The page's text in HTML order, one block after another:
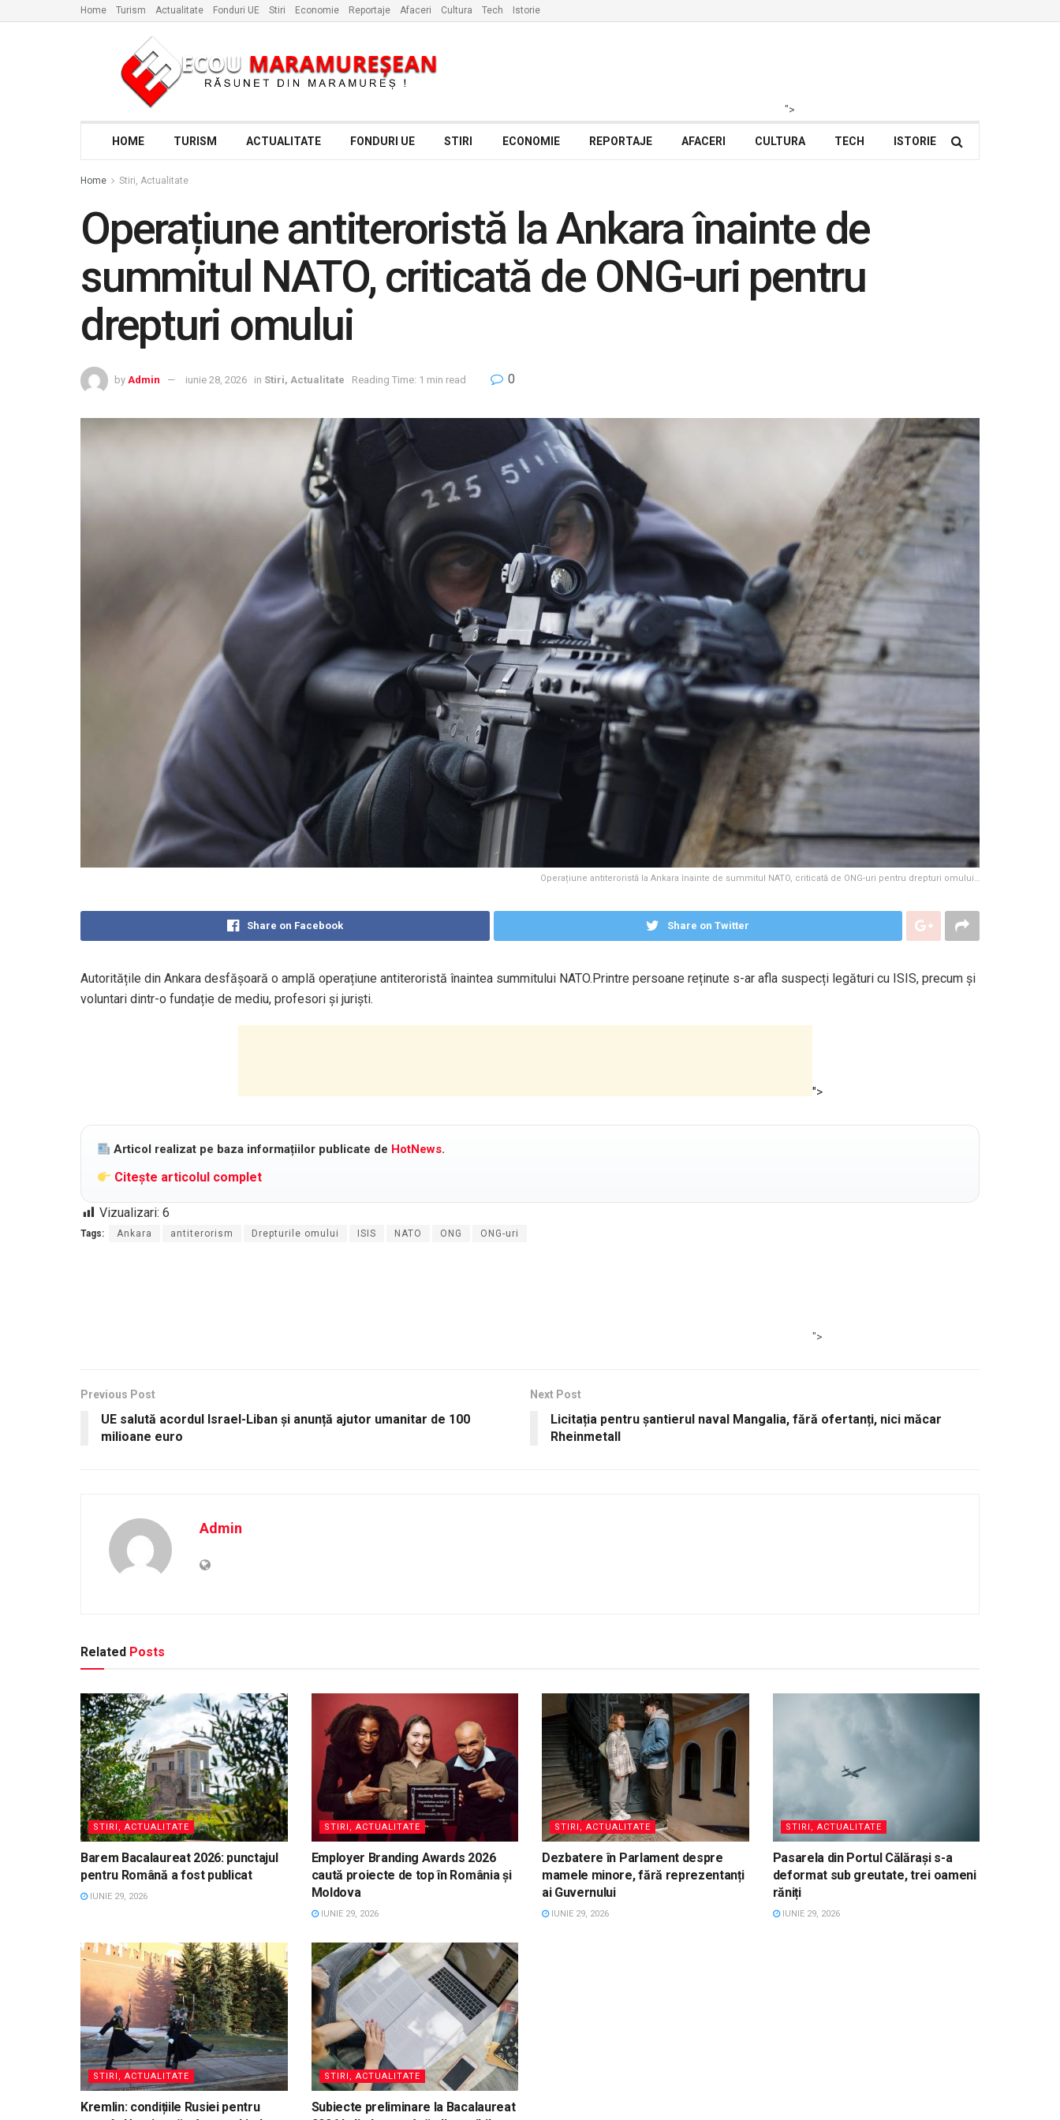
Home Turism Actualitate Fonduri UE Stiri Economie Reportaje Afaceri Cultura Tech Istorie
">
HOME TURISM ACTUALITATE FONDURI UE STIRI ECONOMIE REPORTAJE AFACERI CULTURA TECH ISTORIE
Home Stiri, Actualitate
Operațiune antiteroristă la Ankara înainte de
summitul NATO, criticată de ONG-uri pentru
drepturi omului
by Admin iunie 28, 2026 in Stiri, Actualitate Reading Time: 1 min read 0
Operațiune antiteroristă la Ankara înainte de summitul NATO, criticată de ONG-uri pentru drepturi omului…
Share on Facebook Share on Twitter
Autoritățile din Ankara desfășoară o amplă operațiune antiteroristă înaintea summitului NATO.Printre persoane reținute s-ar afla suspecți legături cu ISIS, precum și
voluntari dintr-o fundație de mediu, profesori și juriști.
">
Articol realizat pe baza informațiilor publicate de HotNews.
Citește articolul complet
Vizualizari: 6
Tags: Ankara antiterorism Drepturile omului ISIS NATO ONG ONG-uri
">
Previous Post
UE salută acordul Israel-Liban și anunță ajutor umanitar de 100
milioane euro
Next Post
Licitația pentru șantierul naval Mangalia, fără ofertanți, nici măcar
Rheinmetall
Admin
Related Posts
STIRI, ACTUALITATE
Barem Bacalaureat 2026: punctajul
pentru Română a fost publicat
IUNIE 29, 2026
STIRI, ACTUALITATE
Employer Branding Awards 2026
caută proiecte de top în România și
Moldova
IUNIE 29, 2026
STIRI, ACTUALITATE
Dezbatere în Parlament despre
mamele minore, fără reprezentanți
ai Guvernului
IUNIE 29, 2026
STIRI, ACTUALITATE
Pasarela din Portul Călărași s-a
deformat sub greutate, trei oameni
răniți
IUNIE 29, 2026
STIRI, ACTUALITATE
Kremlin: condițiile Rusiei pentru
STIRI, ACTUALITATE
Subiecte preliminare la Bacalaureat